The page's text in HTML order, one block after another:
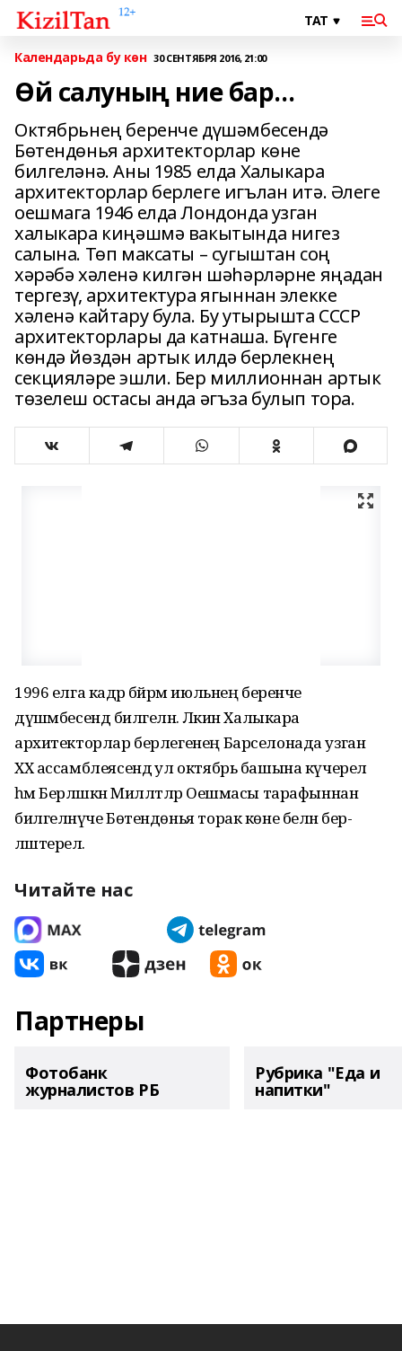
Календарьда бу көн 30 СЕНТЯБРЯ 2016, 21:00
Өй салуның ние бар...
Октябрьнең беренче дүшәмбесендә
Бөтендөнья архитекторлар көне
билгеләнә. Аны 1985 елда Халыкара
архитекторлар берлеге игълан итә. Әлеге
оешмага 1946 елда Лондонда узган
халыкара киңәшмә вакытында нигез
салына. Төп максаты – сугыштан соң
хәрәбә хәленә килгән шәһәрләрне яңадан
тергезү, архитектура ягыннан элекке
хәленә кайтару була. Бу утырышта СССР
архитекторлары да катнаша. Бүгенге
көндә йөздән артык илдә берлекнең
секцияләре эшли. Бер миллионнан артык
төзелеш остасы анда әгъза булып тора.
1996 елга кадәр бәйрәм июльнең беренче
дүшәмбесендә билгеләнә. Ләкин Халыкара
архитекторлар берлегенең Барселонада узган
ХХ ассамблеясендә ул октябрь башына күчерелә
һәм Берләшкән Милләтләр Оешмасы тарафыннан
билге­ләнүче Бөтендөнья торак көне белән бер­
ләштерелә.
Читайте нас
Партнеры
Фотобанк
журналистов РБ
Рубрика "Еда и
напитки"